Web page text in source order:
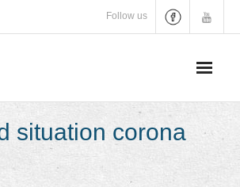
Follow us
situation corona